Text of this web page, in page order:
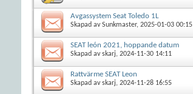
Avgassystem Seat Toledo 1L
Skapad avSunkmaster, 2025-01-03 00:15
SEAT león 2021, hoppande datum
Skapad avskarj, 2024-11-30 14:11
Rattvärme SEAT Leon
Skapad avskarj, 2024-11-28 16:55